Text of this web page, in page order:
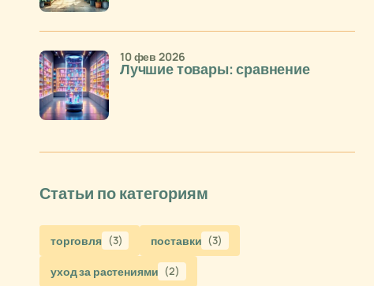
Лучшие товары: сравнение
10 фев 2026
Статьи по категориям
торговля (3) поставки (3)
уход за растениями (2)